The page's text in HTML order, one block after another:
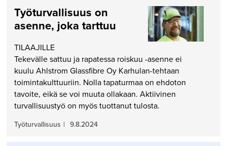
Työturvallisuus on
asenne, joka tarttuu
TILAAJILLE
Tekevälle sattuu ja rapatessa roiskuu -asenne ei
kuulu Ahlstrom Glassfibre Oy Karhulan-tehtaan
toimintakulttuuriin. Nolla tapaturmaa on ehdoton
tavoite, eikä se voi muuta ollakaan. Aktiivinen
turvallisuustyö on myös tuottanut tulosta.
Työturvallisuus | 9.8.2024